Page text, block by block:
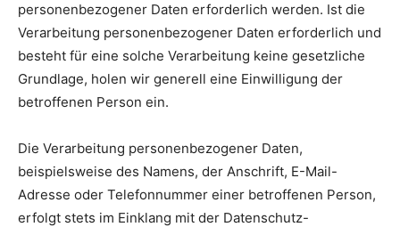
personenbezogener Daten erforderlich werden. Ist die
Verarbeitung personenbezogener Daten erforderlich und
besteht für eine solche Verarbeitung keine gesetzliche
Grundlage, holen wir generell eine Einwilligung der
betroffenen Person ein.
Die Verarbeitung personenbezogener Daten,
beispielsweise des Namens, der Anschrift, E-Mail-
Adresse oder Telefonnummer einer betroffenen Person,
erfolgt stets im Einklang mit der Datenschutz-